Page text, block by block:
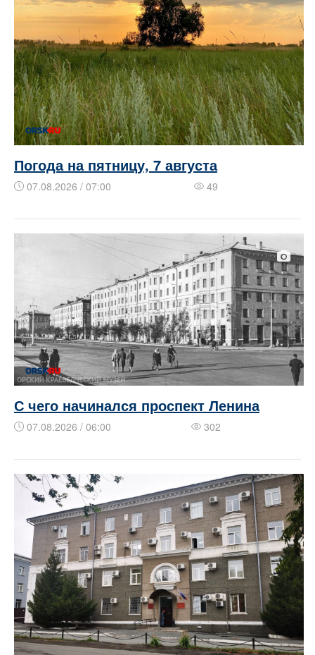
Погода на пятницу, 7 августа
07.08.2026 / 07:00 49
​​С чего начинался проспект Ленина
07.08.2026 / 06:00 302